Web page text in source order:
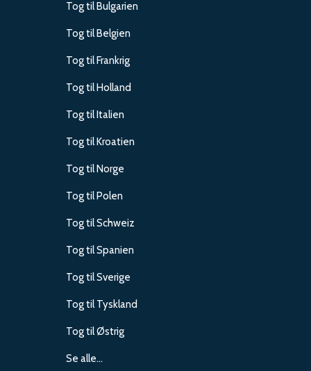
Tog til Bulgarien
Tog til Belgien
Tog til Frankrig
Tog til Holland
Tog til Italien
Tog til Kroatien
Tog til Norge
Tog til Polen
Tog til Schweiz
Tog til Spanien
Tog til Sverige
Tog til Tyskland
Tog til Østrig
Se alle…